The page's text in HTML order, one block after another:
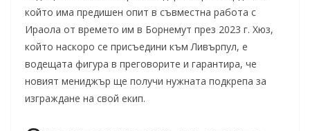
който има предишен опит в съвместна работа с
Ираола от времето им в Борнемут през 2023 г. Хюз,
който наскоро се присъедини към Ливърпул, е
водещата фигура в преговорите и гарантира, че
новият мениджър ще получи нужната подкрепа за
изграждане на свой екип.